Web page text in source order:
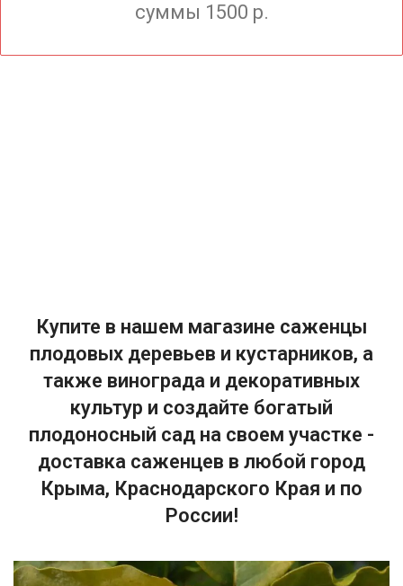
суммы 1500 р.
Купите в нашем магазине саженцы
плодовых деревьев и кустарников, а
также винограда и декоративных
культур и создайте богатый
плодоносный сад на своем участке -
доставка саженцев в любой город
Крыма, Краснодарского Края и по
России!